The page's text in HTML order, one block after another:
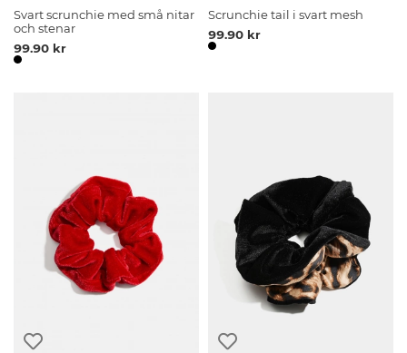
Svart scrunchie med små nitar
och stenar
99.90 kr
Scrunchie tail i svart mesh
99.90 kr